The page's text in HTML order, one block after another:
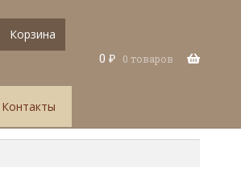
Корзина
0 ₽ 0 товаров
Контакты